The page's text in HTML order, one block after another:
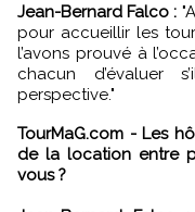
Jean-Bernard Falco :
pour accueillir les
l’avons prouvé à
chacun d’évaluer
perspective."
TourMaG.com - Les hôteliers craignent-ils la concurrence
de la location entre
vous ?